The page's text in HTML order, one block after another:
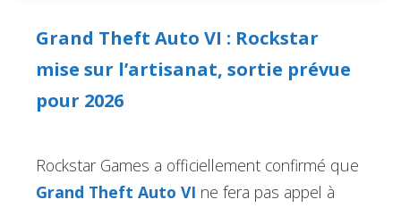
Grand Theft Auto VI : Rockstar
mise sur l’artisanat, sortie prévue
pour 2026
Rockstar Games a officiellement confirmé que
Grand Theft Auto VI ne fera pas appel à